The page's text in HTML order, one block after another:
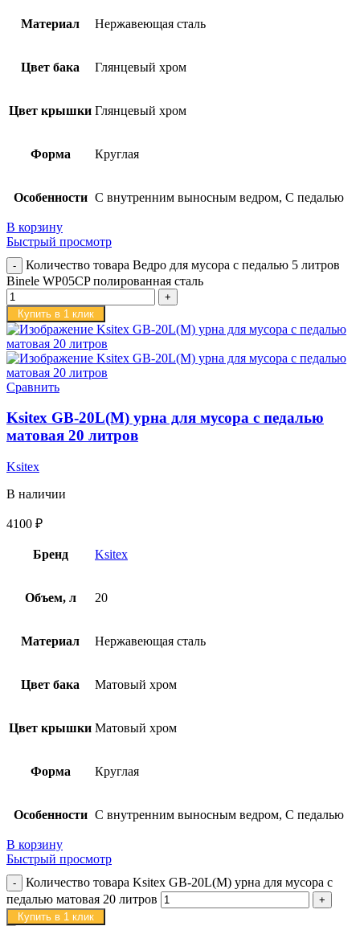
Материал Нержавеющая сталь
Цвет бака Глянцевый хром
Цвет крышки Глянцевый хром
Форма Круглая
Особенности С внутренним выносным ведром, С педалью
В корзину
Быстрый просмотр
Количество товара Ведро для мусора с педалью 5 литров
Binele WP05CP полированная сталь
Купить в 1 клик
Сравнить
Ksitex GB-20L(M) урна для мусора с педалью
матовая 20 литров
Ksitex
В наличии
4100 ₽
Бренд Ksitex
Объем, л 20
Материал Нержавеющая сталь
Цвет бака Матовый хром
Цвет крышки Матовый хром
Форма Круглая
Особенности С внутренним выносным ведром, С педалью
В корзину
Быстрый просмотр
Количество товара Ksitex GB-20L(M) урна для мусора с
педалью матовая 20 литров
Купить в 1 клик